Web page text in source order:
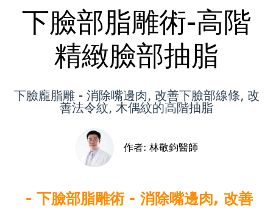
Back
下臉部脂雕術-高階
精緻臉部抽脂
下臉龐脂雕 - 消除嘴邊肉, 改善下臉部線條, 改
善法令紋, 木偶紋的高階抽脂
作者: 林敬鈞醫師
- 下臉部脂雕術 - 消除嘴邊肉, 改善